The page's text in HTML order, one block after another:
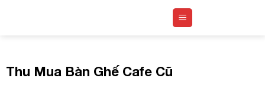
Thu Mua Bàn Ghế Cafe Cũ